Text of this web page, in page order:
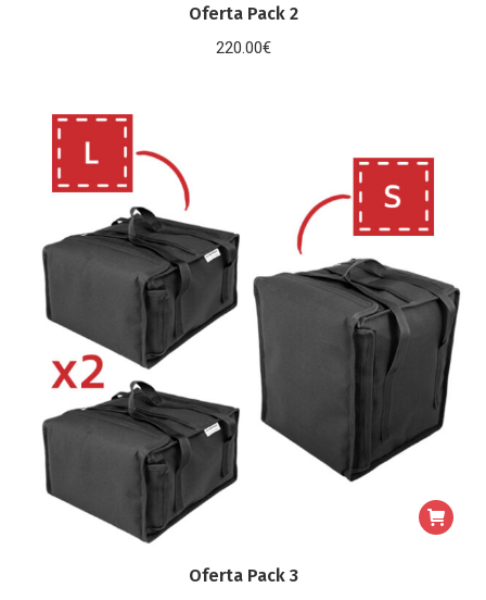
Oferta Pack 2
220.00€
Oferta Pack 3